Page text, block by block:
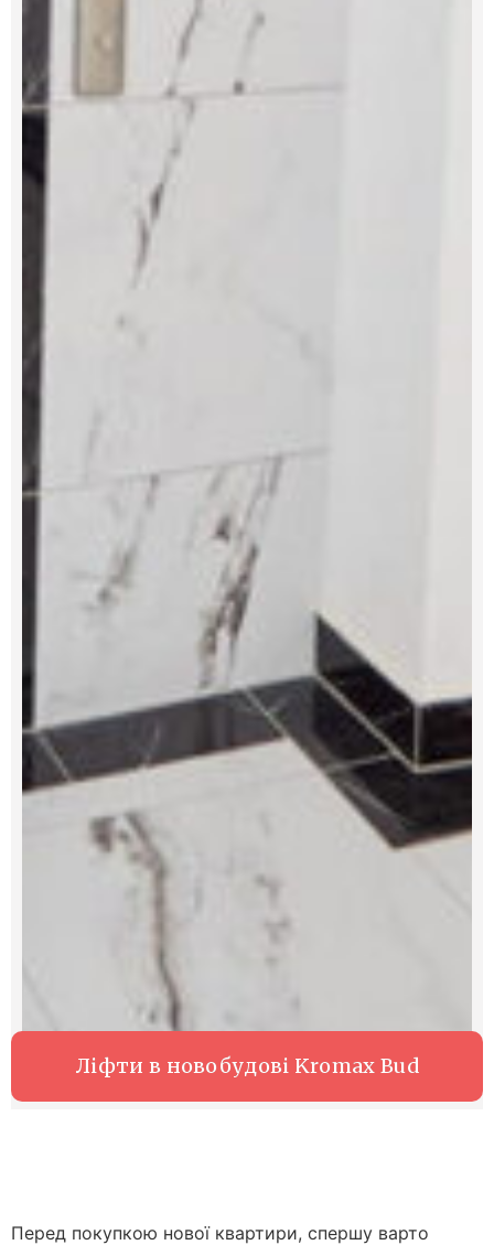
Ліфти в новобудові Kromax Bud
Перед покупкою нової квартири, спершу варто